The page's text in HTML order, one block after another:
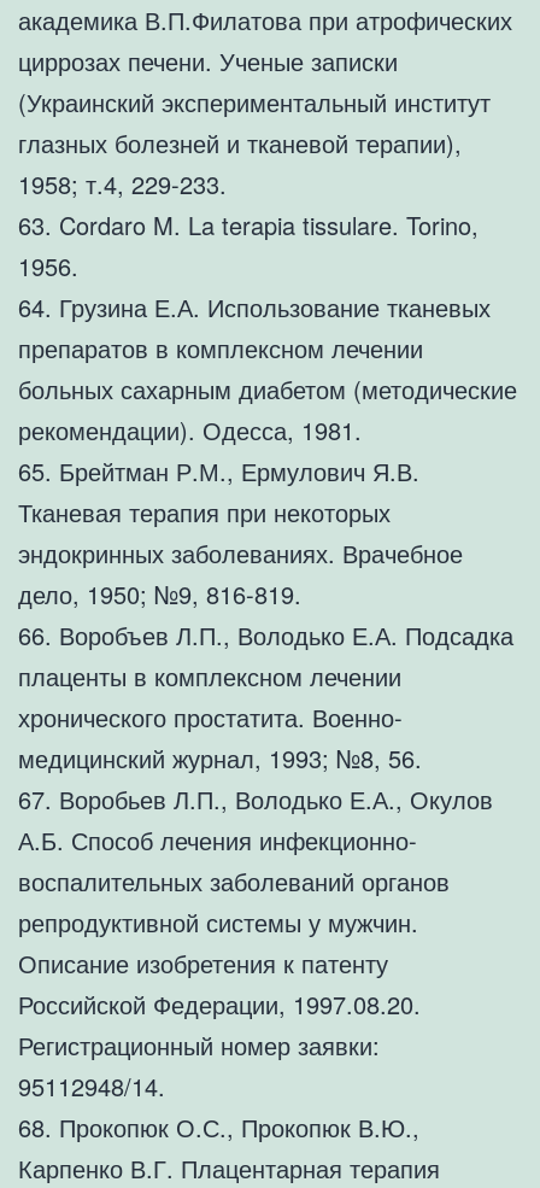
академика В.П.Филатова при атрофических
циррозах печени. Ученые записки
(Украинский экспериментальный институт
глазных болезней и тканевой терапии),
1958; т.4, 229-233.
63. Cordaro M. La terapia tissulare. Torino,
1956.
64. Грузина Е.А. Использование тканевых
препаратов в комплексном лечении
больных сахарным диабетом (методические
рекомендации). Одесса, 1981.
65. Брейтман Р.М., Ермулович Я.В.
Тканевая терапия при некоторых
эндокринных заболеваниях. Врачебное
дело, 1950; №9, 816-819.
66. Воробъев Л.П., Володько Е.А. Подсадка
плаценты в комплексном лечении
хронического простатита. Военно-
медицинский журнал, 1993; №8, 56.
67. Воробьев Л.П., Володько Е.А., Окулов
А.Б. Способ лечения инфекционно-
воспалительных заболеваний органов
репродуктивной системы у мужчин.
Описание изобретения к патенту
Российской Федерации, 1997.08.20.
Регистрационный номер заявки:
95112948/14.
68. Прокопюк О.С., Прокопюк В.Ю.,
Карпенко В.Г. Плацентарная терапия